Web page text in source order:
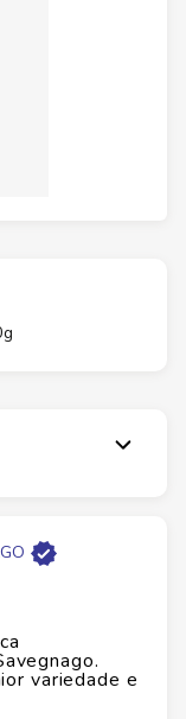
variedade e